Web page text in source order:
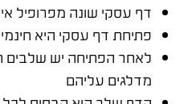
דף עסקי שונה מפרופיל
פתיחת דף עסקי היא
לאחר הפתיחה יש שלבים
מדלגים עליהם